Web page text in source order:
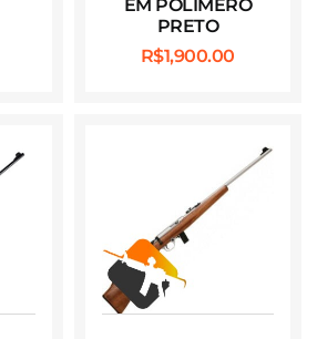
PRETO
R$1,900.00